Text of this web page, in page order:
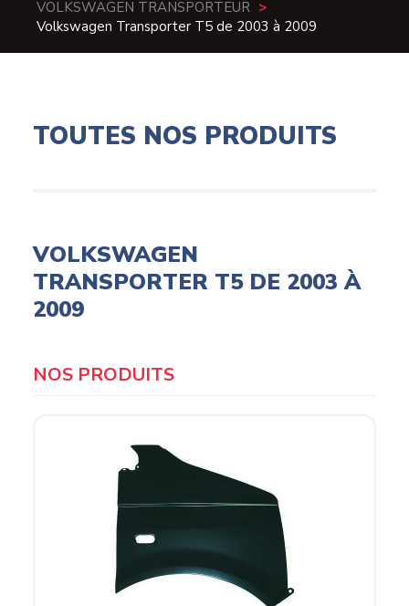
VOLKSWAGEN TRANSPORTEUR >
Volkswagen Transporter T5 de 2003 à 2009
TOUTES NOS PRODUITS
VOLKSWAGEN
TRANSPORTER T5 DE 2003 À
2009